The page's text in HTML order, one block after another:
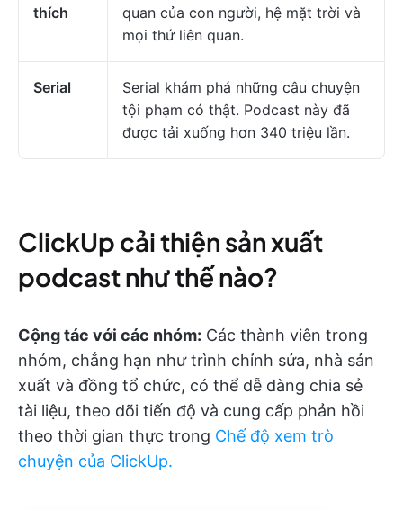
thích
quan của con người, hệ mặt trời và
mọi thứ liên quan.
Serial
Serial khám phá những câu chuyện
tội phạm có thật. Podcast này đã
được tải xuống hơn 340 triệu lần.
ClickUp cải thiện sản xuất
podcast như thế nào?
Cộng tác với các nhóm: Các thành viên trong
nhóm, chẳng hạn như trình chỉnh sửa, nhà sản
xuất và đồng tổ chức, có thể dễ dàng chia sẻ
tài liệu, theo dõi tiến độ và cung cấp phản hồi
theo thời gian thực trong Chế độ xem trò
chuyện của ClickUp.